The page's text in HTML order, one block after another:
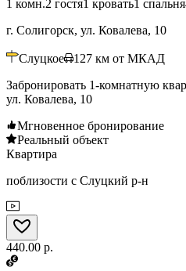
1 комн.2 гостя1 кровать1 спальня
г. Солигорск, ул. Ковалева, 10
Слуцкое 127 км от МКАД
Забронировать 1-комнатную
ул. Ковалева, 10
Мгновенное бронирование
Реальный объект
Квартира
поблизости с Слуцкий р-н
440.00 р.